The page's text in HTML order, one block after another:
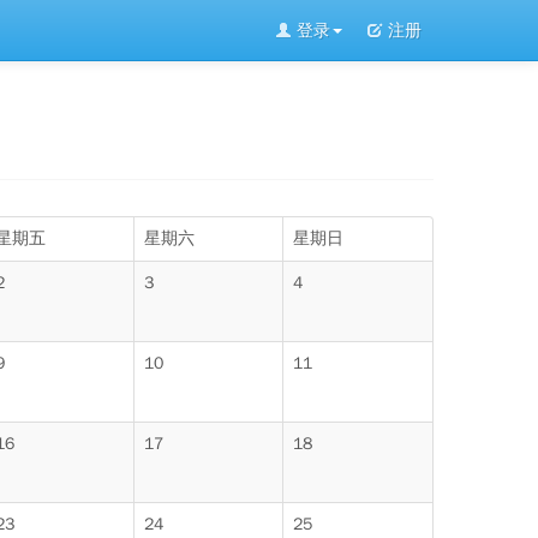
登录 注册
期五 星期六 星期日
3 4
10 11
17 18
24 25